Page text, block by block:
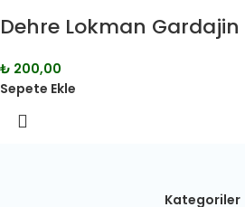
Dehre Lokman
₺ 200,00
Sepete Ekle
Kategoriler